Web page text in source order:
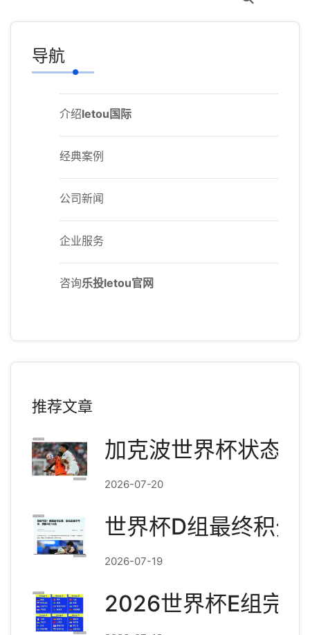
导航
介绍letou国际
经典案例
公司新闻
企业服务
咨询乐投letou官网
推荐文章
加克波世界杯状态
2026-07-20
世界杯D组最终积分
2026-07-19
2026世界杯E组完